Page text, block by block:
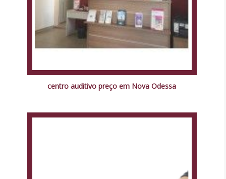
centro auditivo preço em Nova Odessa